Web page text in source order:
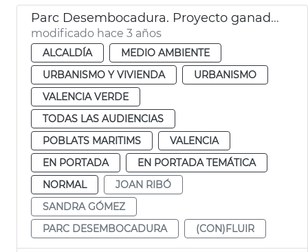
Parc Desembocadura. Proyecto ganador
modificado hace 3 años
ALCALDÍA
MEDIO AMBIENTE
URBANISMO Y VIVIENDA
URBANISMO
VALENCIA VERDE
TODAS LAS AUDIENCIAS
POBLATS MARITIMS
VALENCIA
EN PORTADA
EN PORTADA TEMÁTICA
NORMAL
JOAN RIBÓ
SANDRA GÓMEZ
PARC DESEMBOCADURA
(CON)FLUIR